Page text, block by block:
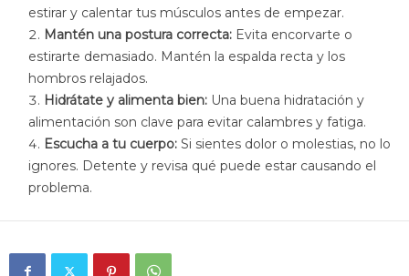
estirar y calentar tus músculos antes de empezar.
Mantén una postura correcta: Evita encorvarte o
estirarte demasiado. Mantén la espalda recta y los
hombros relajados.
Hidrátate y alimenta bien: Una buena hidratación y
alimentación son clave para evitar calambres y fatiga.
Escucha a tu cuerpo: Si sientes dolor o molestias, no lo
ignores. Detente y revisa qué puede estar causando el
problema.